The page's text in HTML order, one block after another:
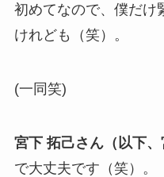
初めてなので、僕だけ
けれども（笑）。
(一同笑)
宮下 拓己さん（以下
で大丈夫です（笑）。